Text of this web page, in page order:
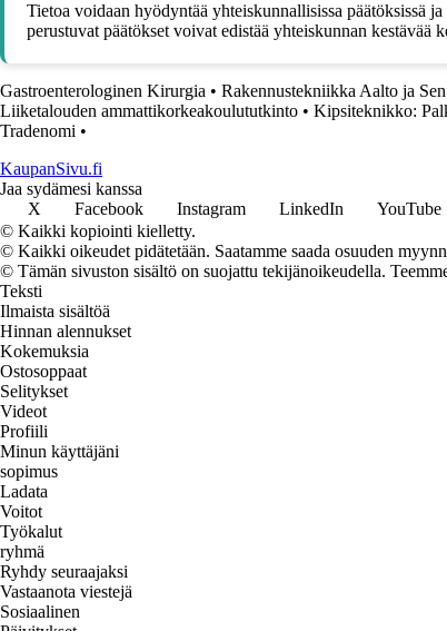
Tietoa voidaan hyödyntää yhteiskunnallisissa päätöksissä
perustuvat päätökset voivat edistää yhteiskunnan kestävää
Gastroenterologinen Kirurgia • Rakennustekniikka Aalto ja
Liiketalouden ammattikorkeakoulututkinto • Kipsiteknikko:
Tradenomi •
KaupanSivu.fi
Jaa sydämesi kanssa
X
Facebook Instagram LinkedIn YouTube
© Kaikki kopiointi kielletty.
© Kaikki oikeudet pidätetään. Saatamme saada osuuden
© Tämän sivuston sisältö on suojattu tekijänoikeudella.
Teksti
Ilmaista sisältöä
Hinnan alennukset
Kokemuksia
Ostosoppaat
Selitykset
Videot
Profiili
Minun käyttäjäni
sopimus
Ladata
Voitot
Työkalut
ryhmä
Ryhdy seuraajaksi
Vastaanota viestejä
Sosiaalinen